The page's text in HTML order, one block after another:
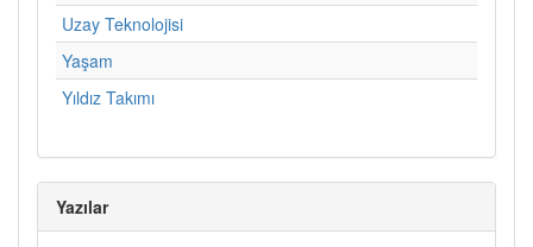
Uzay Teknolojisi
Yaşam
Yıldız Takımı
Yazılar